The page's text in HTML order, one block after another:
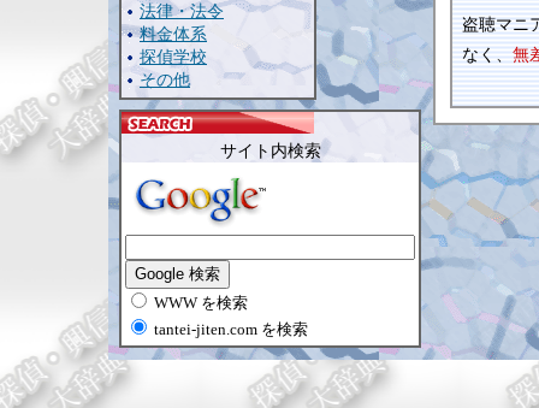
法律・法令
料金体系
探偵学校
その他
サイト内検索
WWW を検索
tantei-jiten.com を検索
盗聴マニ
なく、無